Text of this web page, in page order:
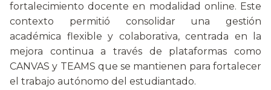
fortalecimiento docente en modalidad online. Este
contexto permitió consolidar una gestión
académica flexible y colaborativa, centrada en la
mejora continua a través de plataformas como
CANVAS y TEAMS que se mantienen para fortalecer
el trabajo autónomo del estudiantado.